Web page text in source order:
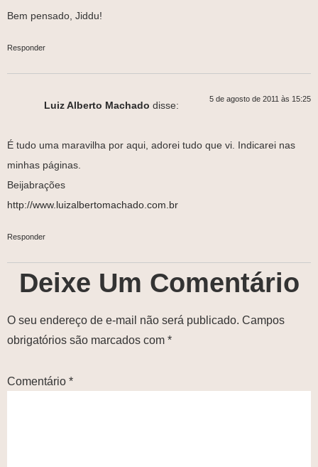
Bem pensado, Jiddu!
Responder
Luiz Alberto Machado disse:
5 de agosto de 2011 às 15:25
É tudo uma maravilha por aqui, adorei tudo que vi. Indicarei nas
minhas páginas.
Beijabrações
http://www.luizalbertomachado.com.br
Responder
Deixe Um Comentário
O seu endereço de e-mail não será publicado. Campos
obrigatórios são marcados com *
Comentário *